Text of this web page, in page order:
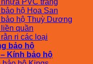
PVC trắng
hộ Hoa San
bảo hộ Thuỳ Dương
quần
ri các loại
bảo hộ
Kính bảo hộ